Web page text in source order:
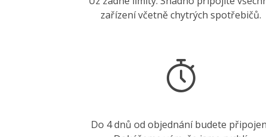
zařízení včetně chytrých spotřebičů.
Do 4 dnů od objednání budete